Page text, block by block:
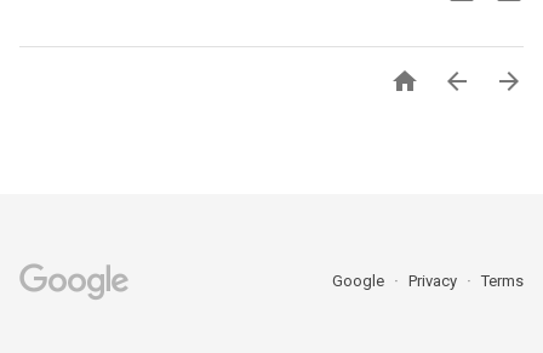
  
Google Privacy Terms